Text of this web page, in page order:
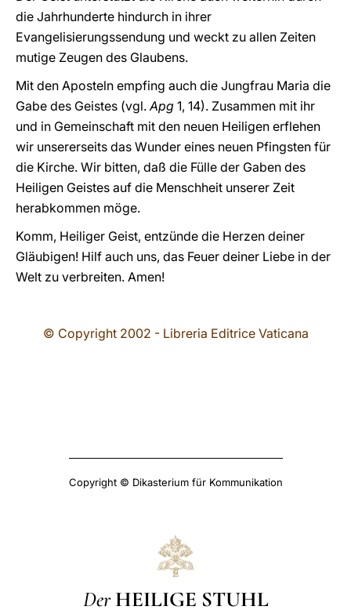
die Jahrhunderte hindurch in ihrer
Evangelisierungssendung und weckt zu allen Zeiten
mutige Zeugen des Glaubens.
Mit den Aposteln empfing auch die Jungfrau Maria die
Gabe des Geistes (vgl.Apg 1, 14). Zusammen mit ihr
und in Gemeinschaft mit den neuen Heiligen erflehen
wir unsererseits das Wunder eines neuen Pfingsten für
die Kirche. Wir bitten, daß die Fülle der Gaben des
Heiligen Geistes auf die Menschheit unserer Zeit
herabkommen möge.
Komm, Heiliger Geist, entzünde die Herzen deiner
Gläubigen! Hilf auch uns, das Feuer deiner Liebe in der
Welt zu verbreiten. Amen!
© Copyright 2002 - Libreria Editrice Vaticana
Copyright © Dikasterium für Kommunikation
Der HEILIGE STUHL